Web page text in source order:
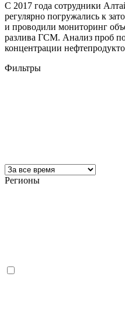
С 2017 года сотрудники
регулярно погружались к
и проводили мониторинг
разлива ГСМ. Анализ проб
концентрации
Фильтры
Регионы